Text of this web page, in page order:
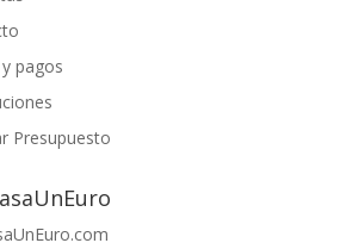
pagos
Presupuesto